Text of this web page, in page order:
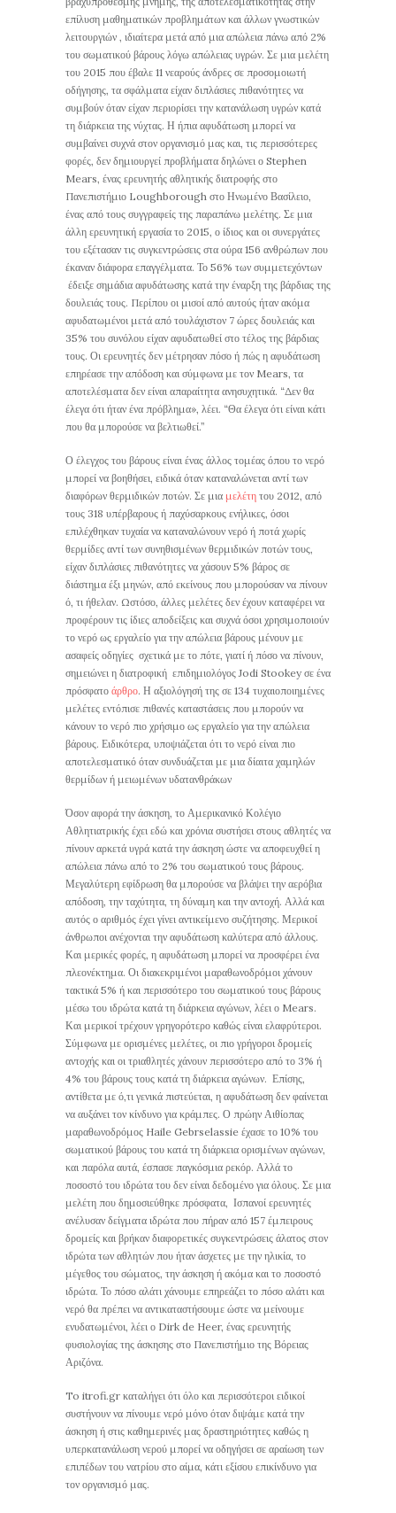
επίλυση μαθηματικών προβλημάτων και άλλων γνωστικών
λειτουργιών , ιδιαίτερα μετά από μια απώλεια πάνω από 2%
του σωματικού βάρους λόγω απώλειας υγρών. Σε μια μελέτη
του 2015 που έβαλε 11 νεαρούς άνδρες σε προσομοιωτή
οδήγησης, τα σφάλματα είχαν διπλάσιες πιθανότητες να
συμβούν όταν είχαν περιορίσει την κατανάλωση υγρών κατά
τη διάρκεια της νύχτας. Η ήπια αφυδάτωση μπορεί να
συμβαίνει συχνά στον οργανισμό μας και, τις περισσότερες
φορές, δεν δημιουργεί προβλήματα δηλώνει ο Stephen
Mears, ένας ερευνητής αθλητικής διατροφής στο
Πανεπιστήμιο Loughborough στο Ηνωμένο Βασίλειο,
ένας από τους συγγραφείς της παραπάνω μελέτης. Σε μια
άλλη ερευνητική εργασία το 2015, ο ίδιος και οι συνεργάτες
του εξέτασαν τις συγκεντρώσεις στα ούρα 156 ανθρώπων που
έκαναν διάφορα επαγγέλματα. Το 56% των συμμετεχόντων
έδειξε σημάδια αφυδάτωσης κατά την έναρξη της βάρδιας της
δουλειάς τους. Περίπου οι μισοί από αυτούς ήταν ακόμα
αφυδατωμένοι μετά από τουλάχιστον 7 ώρες δουλειάς και
35% του συνόλου είχαν αφυδατωθεί στο τέλος της βάρδιας
τους. Οι ερευνητές δεν μέτρησαν πόσο ή πώς η αφυδάτωση
επηρέασε την απόδοση και σύμφωνα με τον Mears, τα
αποτελέσματα δεν είναι απαραίτητα ανησυχητικά. “Δεν θα
έλεγα ότι ήταν ένα πρόβλημα», λέει. “Θα έλεγα ότι είναι κάτι
που θα μπορούσε να βελτιωθεί.”
Ο έλεγχος του βάρους είναι ένας άλλος τομέας όπου το νερό
μπορεί να βοηθήσει, ειδικά όταν καταναλώνεται αντί των
διαφόρων θερμιδικών ποτών. Σε μια μελέτη του 2012, από
τους 318 υπέρβαρους ή παχύσαρκους ενήλικες, όσοι
επιλέχθηκαν τυχαία να καταναλώνουν νερό ή ποτά χωρίς
θερμίδες αντί των συνηθισμένων θερμιδικών ποτών τους,
είχαν διπλάσιες πιθανότητες να χάσουν 5% βάρος σε
διάστημα έξι μηνών, από εκείνους που μπορούσαν να πίνουν
ό, τι ήθελαν. Ωστόσο, άλλες μελέτες δεν έχουν καταφέρει να
προφέρουν τις ίδιες αποδείξεις και συχνά όσοι χρησιμοποιούν
το νερό ως εργαλείο για την απώλεια βάρους μένουν με
ασαφείς οδηγίες σχετικά με το πότε, γιατί ή πόσο να πίνουν,
σημειώνει η διατροφική επιδημιολόγος Jodi Stookey σε ένα
πρόσφατο άρθρο. Η αξιολόγησή της σε 134 τυχαιοποιημένες
μελέτες εντόπισε πιθανές καταστάσεις που μπορούν να
κάνουν το νερό πιο χρήσιμο ως εργαλείο για την απώλεια
βάρους. Ειδικότερα, υποψιάζεται ότι το νερό είναι πιο
αποτελεσματικό όταν συνδυάζεται με μια δίαιτα χαμηλών
θερμίδων ή μειωμένων υδατανθράκων
Όσον αφορά την άσκηση, το Αμερικανικό Κολέγιο
Αθλητιατρικής έχει εδώ και χρόνια συστήσει στους αθλητές να
πίνουν αρκετά υγρά κατά την άσκηση ώστε να αποφευχθεί η
απώλεια πάνω από το 2% του σωματικού τους βάρους.
Μεγαλύτερη εφίδρωση θα μπορούσε να βλάψει την αερόβια
απόδοση, την ταχύτητα, τη δύναμη και την αντοχή. Αλλά και
αυτός ο αριθμός έχει γίνει αντικείμενο συζήτησης. Μερικοί
άνθρωποι ανέχονται την αφυδάτωση καλύτερα από άλλους.
Και μερικές φορές, η αφυδάτωση μπορεί να προσφέρει ένα
πλεονέκτημα. Οι διακεκριμένοι μαραθωνοδρόμοι χάνουν
τακτικά 5% ή και περισσότερο του σωματικού τους βάρους
μέσω του ιδρώτα κατά τη διάρκεια αγώνων, λέει ο Mears.
Και μερικοί τρέχουν γρηγορότερο καθώς είναι ελαφρύτεροι.
Σύμφωνα με ορισμένες μελέτες, οι πιο γρήγοροι δρομείς
αντοχής και οι τριαθλητές χάνουν περισσότερο από το 3% ή
4% του βάρους τους κατά τη διάρκεια αγώνων. Επίσης,
αντίθετα με ό,τι γενικά πιστεύεται, η αφυδάτωση δεν φαίνεται
να αυξάνει τον κίνδυνο για κράμπες. Ο πρώην Αιθίοπας
μαραθωνοδρόμος Haile Gebrselassie έχασε το 10% του
σωματικού βάρους του κατά τη διάρκεια ορισμένων αγώνων,
και παρόλα αυτά, έσπασε παγκόσμια ρεκόρ. Αλλά το
ποσοστό του ιδρώτα του δεν είναι δεδομένο για όλους. Σε μια
μελέτη που δημοσιεύθηκε πρόσφατα, Ισπανοί ερευνητές
ανέλυσαν δείγματα ιδρώτα που πήραν από 157 έμπειρους
δρομείς και βρήκαν διαφορετικές συγκεντρώσεις άλατος στον
ιδρώτα των αθλητών που ήταν άσχετες με την ηλικία, το
μέγεθος του σώματος, την άσκηση ή ακόμα και το ποσοστό
ιδρώτα. Το πόσο αλάτι χάνουμε επηρεάζει το πόσο αλάτι και
νερό θα πρέπει να αντικαταστήσουμε ώστε να μείνουμε
ενυδατωμένοι, λέει ο Dirk de Heer, ένας ερευνητής
φυσιολογίας της άσκησης στο Πανεπιστήμιο της Βόρειας
Αριζόνα.
To itrofi.gr καταλήγει ότι όλο και περισσότεροι ειδικοί
συστήνουν να πίνουμε νερό μόνο όταν διψάμε κατά την
άσκηση ή στις καθημερινές μας δραστηριότητες καθώς η
υπερκατανάλωση νερού μπορεί να οδηγήσει σε αραίωση των
επιπέδων του νατρίου στο αίμα, κάτι εξίσου επικίνδυνο για
τον οργανισμό μας.